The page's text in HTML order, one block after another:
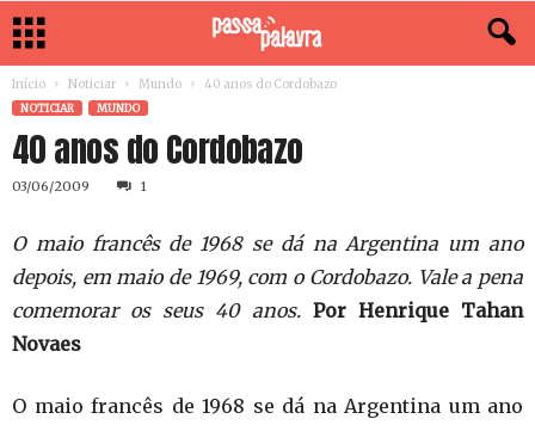
Início Noticiar Mundo 40 anos do Cordobazo
NOTICIAR MUNDO
40 anos do Cordobazo
03/06/2009 1
O maio francês de 1968 se dá na Argentina um ano
depois, em maio de 1969, com o Cordobazo. Vale a pena
comemorar os seus 40 anos.Por Henrique Tahan
Novaes
O maio francês de 1968 se dá na Argentina um ano